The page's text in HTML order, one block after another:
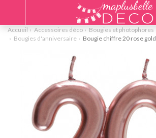
Accueil Accessoires déco
Bougies et photophores
Bougies d'anniversaire
Bougie chiffre 20 rose gold